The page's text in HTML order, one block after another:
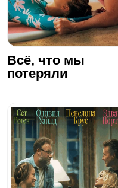
Всё, что мы
потеряли